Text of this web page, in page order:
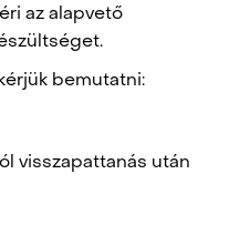
az alapvető
bemutatni:
visszapattanás után